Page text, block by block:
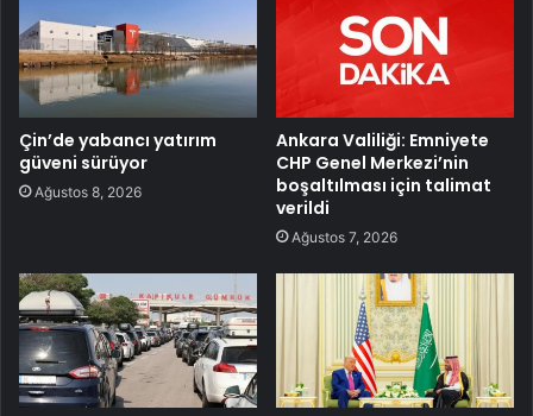
Çin’de yabancı yatırım
güveni sürüyor
Ağustos 8, 2026
Ankara Valiliği: Emniyete
CHP Genel Merkezi’nin
boşaltılması için talimat
verildi
Ağustos 7, 2026